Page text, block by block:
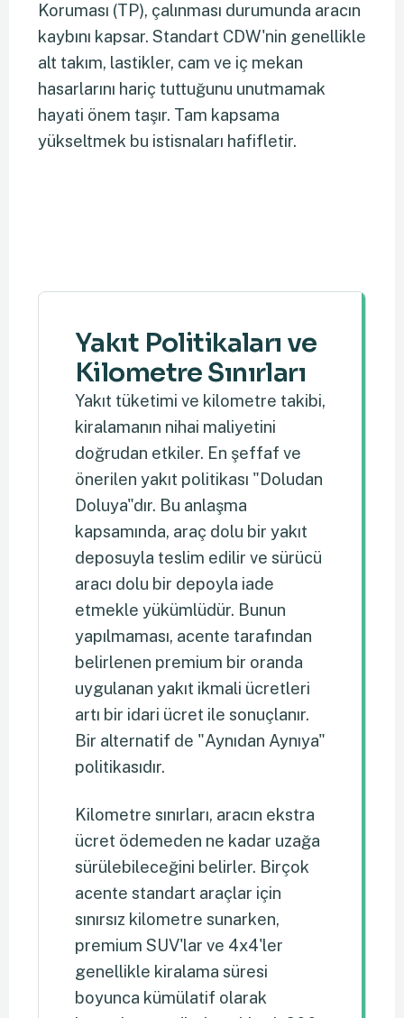
Koruması (TP), çalınması durumunda aracın
kaybını kapsar. Standart CDW'nin genellikle
alt takım, lastikler, cam ve iç mekan
hasarlarını hariç tuttuğunu unutmamak
hayati önem taşır. Tam kapsama
yükseltmek bu istisnaları hafifletir.
Yakıt Politikaları ve
Kilometre Sınırları
Yakıt tüketimi ve kilometre takibi,
kiralamanın nihai maliyetini
doğrudan etkiler. En şeffaf ve
önerilen yakıt politikası "Doludan
Doluya"dır. Bu anlaşma
kapsamında, araç dolu bir yakıt
deposuyla teslim edilir ve sürücü
aracı dolu bir depoyla iade
etmekle yükümlüdür. Bunun
yapılmaması, acente tarafından
belirlenen premium bir oranda
uygulanan yakıt ikmali ücretleri
artı bir idari ücret ile sonuçlanır.
Bir alternatif de "Aynıdan Aynıya"
politikasıdır.
Kilometre sınırları, aracın ekstra
ücret ödemeden ne kadar uzağa
sürülebileceğini belirler. Birçok
acente standart araçlar için
sınırsız kilometre sunarken,
premium SUV'lar ve 4x4'ler
genellikle kiralama süresi
boyunca kümülatif olarak